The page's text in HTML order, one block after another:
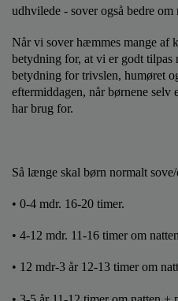
udhvilede - sover også bedre om
Når vi sover hæmmes mange af
betydning for, at vi er godt tilpas
betydning for trivslen, humøret
eftermiddagen, når børnene selv
har brug for.
Så længe skal børn normalt
• 0-4 mdr. 16-20 timer.
• 4-12 mdr. 11-16 timer om
• 12 mdr-3 år 12-13 timer om